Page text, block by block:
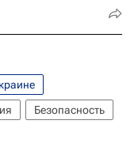
Безопасность